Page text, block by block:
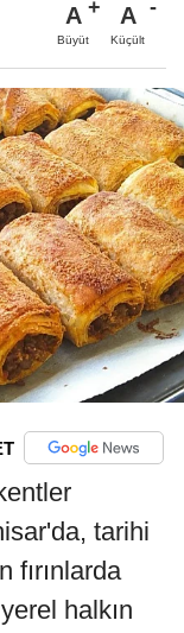
A
Büyüt
A
Küçült
tarihi
fırınlarda
halkın